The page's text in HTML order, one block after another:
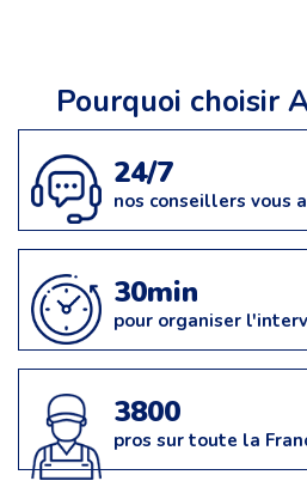
Pourquoi choisir
24/7
nos conseillers vous
30min
pour organiser
3800
pros sur toute la